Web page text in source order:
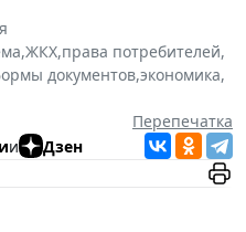
,ЖКХ,права потребителей,
документов,экономика,
Перепечатка
и Дзен